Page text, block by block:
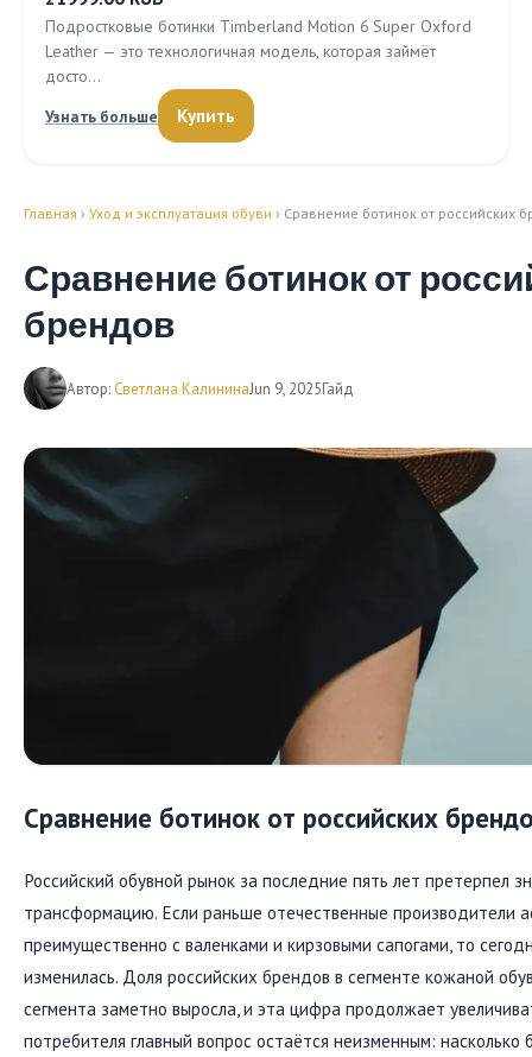
Подростковые ботинки Timberland Motion 6 Super Oxford
Leather — это технологичная модель, которая займёт
досто…
Узнать больше
Купить
Главная › Уход и эксплуатация обуви › Сравнение ботинок от российских
Сравнение ботинок от
брендов
Автор: Светлана КалининаJun 9, 2025Гайд
Сравнение ботинок от российских
Российский обувной рынок за последние пять лет претерпел
трансформацию. Если раньше отечественные производители
преимущественно с валенками и кирзовыми сапогами, то
изменилась. Доля российских брендов в сегменте кожаной
сегмента заметно выросла, и эта цифра продолжает
потребителя главный вопрос остаётся неизменным: насколько